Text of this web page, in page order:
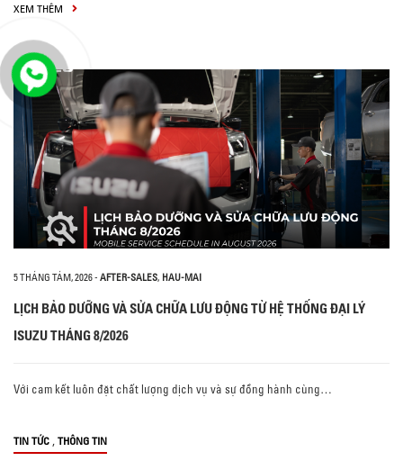
XEM THÊM
5 THÁNG TÁM, 2026- AFTER-SALES, HAU-MAI
LỊCH BẢO DƯỠNG VÀ SỬA CHỮA LƯU ĐỘNG TỪ HỆ THỐNG ĐẠI LÝ
ISUZU THÁNG 8/2026
Với cam kết luôn đặt chất lượng dịch vụ và sự đồng hành cùng…
TIN TỨC , THÔNG TIN